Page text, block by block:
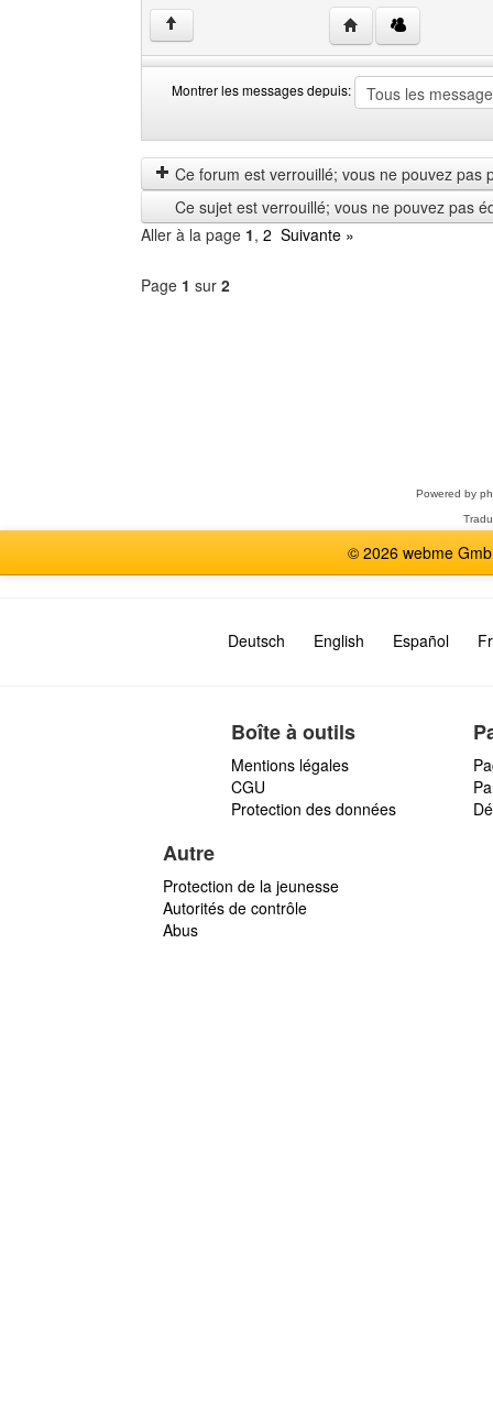
↑ Visiter le site web
Montrer les messages depuis:
les
messages
depuis
by
Ce forum est verrouillé; vous ne pouvez pas
Ce sujet est verrouillé; vous ne pouvez pas
Aller à la page 1, 2 Suivante »
Page 1 sur 2
Powered by
© 2026 webme
Deutsch English Español
Boîte à outils
Mentions légales
CGU
Protection des données
Autre
Protection de la jeunesse
Autorités de contrôle
Abus